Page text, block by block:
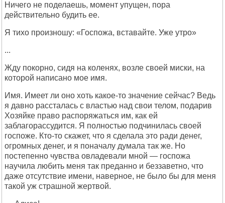
Ничего не поделаешь, момент упущен, пора
действительно будить ее.
Я тихо произношу: «Госпожа, вставайте. Уже утро»
...
Жду покорно, сидя на коленях, возле своей миски, на
которой написано мое имя.
Имя. Имеет ли оно хоть какое-то значение сейчас? Ведь
я давно рассталась с властью над свои телом, подарив
Хозяйке право распоряжаться им, как ей
заблагорассудится. Я полностью подчинилась своей
госпоже. Кто-то скажет, что я сделала это ради денег,
огромных денег, и я поначалу думала так же. Но
постепенно чувства овладевали мной — госпожа
научила любить меня так преданно и беззаветно, что
даже отсутствие имени, наверное, не было бы для меня
такой уж страшной жертвой.